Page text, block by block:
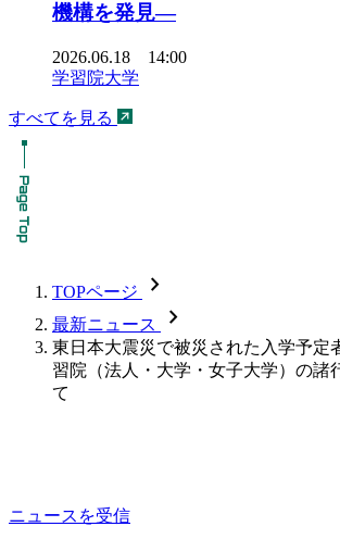
機構を発見―
2026.06.18 14:00
学習院大学
すべてを見る
TOPページ chevron_forward
最新ニュース chevron_forward
東日本大震災で被災された入学予定
習院（法人・大学・女子大学）の諸
て
ニュースを受信